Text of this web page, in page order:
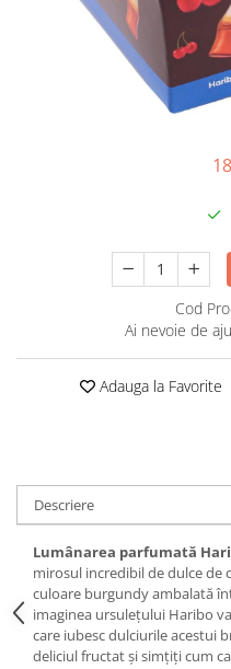
Cod
Ai nevoie de
Adauga la Favorite
Descriere
Lumânarea parfumată
mirosul incredibil de dulce de
culoare burgundy ambalată
imaginea ursulețului Haribo
care iubesc dulciurile acestui
deliciul fructat și simțiți cum